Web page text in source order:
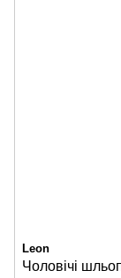
Leon
Чоловічі